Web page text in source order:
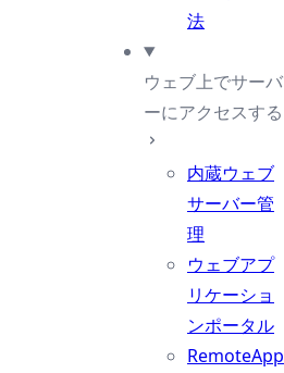
法
ウェブ上でサーバ
ーにアクセスする
内蔵ウェブ
サーバー管
理
ウェブアプ
リケーショ
ンポータル
RemoteApp